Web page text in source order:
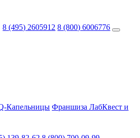
8 (495) 2605912 8 (800) 6006776
Капельницы Франшиза ЛабКвест и